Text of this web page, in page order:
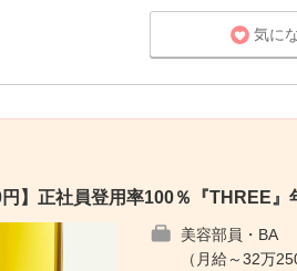
気に
】正社員登用率100％『THREE』
美容部員・BA
（月給～32万